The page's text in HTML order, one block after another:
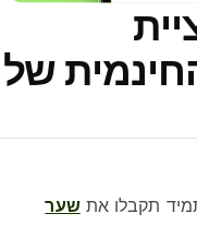
של
שער